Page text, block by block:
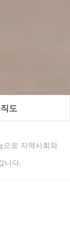
도
으로 지역사회와
니다.